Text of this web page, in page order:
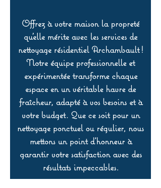
Offrez à votre maison la propreté
qu’elle mérite avec les services de
nettoyage résidentiel Archambault !
Notre équipe professionnelle et
expérimentée transforme chaque
espace en un véritable havre de
fraîcheur, adapté à vos besoins et à
votre budget. Que ce soit pour un
nettoyage ponctuel ou régulier, nous
mettons un point d’honneur à
garantir votre satisfaction avec des
résultats impeccables.